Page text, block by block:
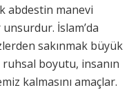
abdestin manevi
İslam’da
sakınmak büyük
boyutu, insanın
kalmasını amaçlar.